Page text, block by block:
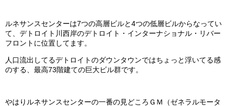
ルネサンスセンターは7つの高層ビルと4つの低層ビルからなってい
て、デトロイト川西岸のデトロイト・インターナショナル・リバー
フロントに位置してます。
人口流出してるデトロイトのダウンタウンではちょっと浮いてる感
のする、最高73階建ての巨大ビル群です。
やはりルネサンスセンターの一番の見どころＧＭ（ゼネラルモータ